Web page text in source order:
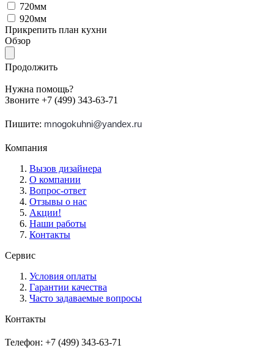
720мм
920мм
Прикрепить план кухни
Обзор
Продолжить
Нужна помощь?
Звоните +7 (499) 343-63-71
Пишите: mnogokuhni@yandex.ru
Компания
Вызов дизайнера
О компании
Вопрос-ответ
Отзывы о нас
Акции!
Наши работы
Контакты
Сервис
Условия оплаты
Гарантии качества
Часто задаваемые вопросы
Контакты
Телефон: +7 (499) 343-63-71